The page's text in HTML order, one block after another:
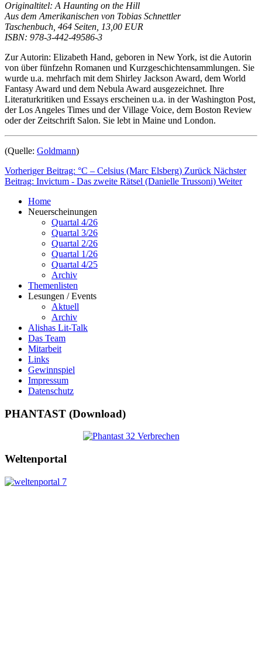
Originaltitel: A Haunting on the Hill
Aus dem Amerikanischen von Tobias Schnettler
Taschenbuch, 464 Seiten, 13,00 EUR
ISBN: 978-3-442-49586-3
Zur Autorin: Elizabeth Hand, geboren in New York, ist die Autorin
von über fünfzehn Romanen und Kurzgeschichtensammlungen. Sie
wurde u.a. mehrfach mit dem Shirley Jackson Award, dem World
Fantasy Award und dem Nebula Award ausgezeichnet. Ihre
Literaturkritiken und Essays erscheinen u.a. in der Washington Post,
der Los Angeles Times und der Village Voice, dem Boston Review
oder der Zeitschrift Salon. Sie lebt in Maine und London.
(Quelle: Goldmann)
Vorheriger Beitrag: °C – Celsius (Marc Elsberg) Zurück Nächster
Beitrag: Invictum - Das zweite Rätsel (Danielle Trussoni) Weiter
Home
Neuerscheinungen
Quartal 4/26
Quartal 3/26
Quartal 2/26
Quartal 1/26
Quartal 4/25
Archiv
Themenlisten
Lesungen / Events
Aktuell
Archiv
Alishas Lit-Talk
Das Team
Mitarbeit
Links
Gewinnspiel
Impressum
Datenschutz
PHANTAST (Download)
Weltenportal